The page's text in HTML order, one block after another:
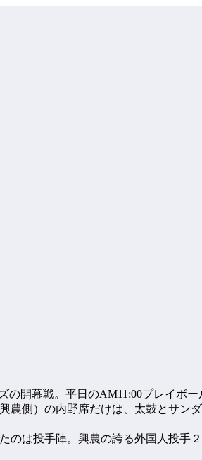
開幕戦。平日のAM11:00プレイボ
側）の内野席だけは、太鼓とサン
は投手陣。興農の誇る外国人投手